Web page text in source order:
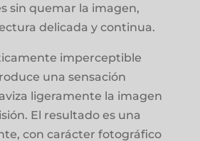
sin quemar la imagen,
delicada y continua.
imperceptible
una sensación
ligeramente la imagen
El resultado es una
con carácter fotográfico